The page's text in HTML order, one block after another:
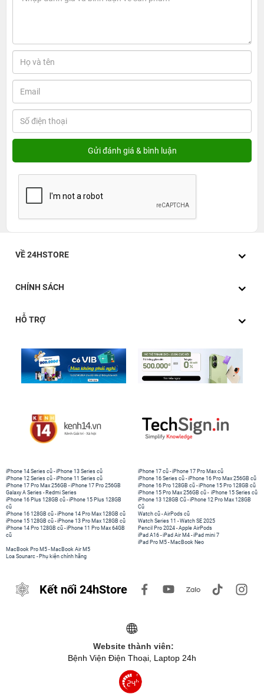
VỀ 24HSTORE
CHÍNH SÁCH
HỖ TRỢ
iPhone 14 Series cũ -iPhone 13 Series cũ
iPhone 12 Series cũ -iPhone 11 Series cũ
iPhone 17 Pro Max 256GB -iPhone 17 Pro 256GB
Galaxy A Series - Redmi Series
iPhone 17 cũ -iPhone 17 Pro Max cũ
iPhone 16 Series cũ - iPhone 16 Pro Max 256GB cũ
iPhone 16 Pro 128GB cũ -iPhone 15 Pro 128GB cũ
iPhone 15 Pro Max 256GB cũ - iPhone 15 Series cũ
iPhone 16 Plus 128GB cũ -iPhone 15 Plus 128GB
cũ
iPhone 16 128GB cũ -iPhone 14 Pro Max 128GB cũ
iPhone 15 128GB cũ -iPhone 13 Pro Max 128GB cũ
iPhone 14 Pro 128GB cũ -iPhone 11 Pro Max 64GB
cũ
iPhone 13 128GB Cũ -iPhone 12 Pro Max 128GB
Cũ
Watch cũ -AirPods cũ
Watch Series 11 -Watch SE 2025
Pencil Pro 2024 -Apple AirPods
iPad A16 -iPad Air M4 -iPad mini 7
iPad Pro M5 - MacBook Neo
MacBook Pro M5 - MacBook Air M5
Loa Sounarc - Phụ kiện chính hãng
Kết nối 24hStore
Website thành viên:
Bệnh Viện Điện Thoại, Laptop 24h